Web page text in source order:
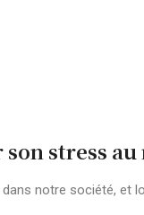
stress au
notre société, et